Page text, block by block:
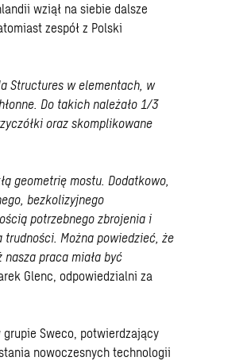
wziął na siebie dalsze
zespół z Polski
Structures w elementach, w
Do takich należało 1/3
oraz skomplikowane
geometrię mostu. Dodatkowo,
bezkolizyjnego
potrzebnego zbrojenia i
Można powiedzieć, że
praca miała być
Glenc, odpowiedzialni za
grupie Sweco, potwierdzający
nowoczesnych technologii